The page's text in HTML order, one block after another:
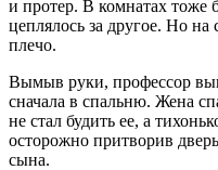
и протер. В комнатах тоже
цеплялось за другое. Но
плечо.
Вымыв руки, профессор
сначала в спальню. Жена
не стал будить ее, а
осторожно притворив
сына.